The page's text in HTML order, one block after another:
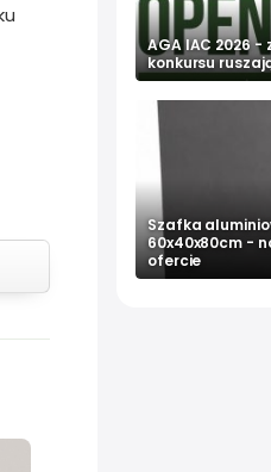
AGA IAC 2026 -
konkursu
Szafka
60x40x80cm -
ofercie